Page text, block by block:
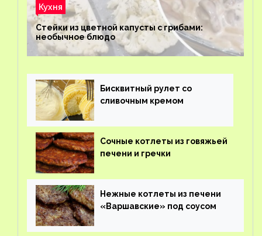
Кухня
Стейки из цветной капусты с грибами:
необычное блюдо
Бисквитный рулет со
сливочным кремом
Сочные котлеты из говяжьей
печени и гречки
Нежные котлеты из печени
«Варшавские» под соусом